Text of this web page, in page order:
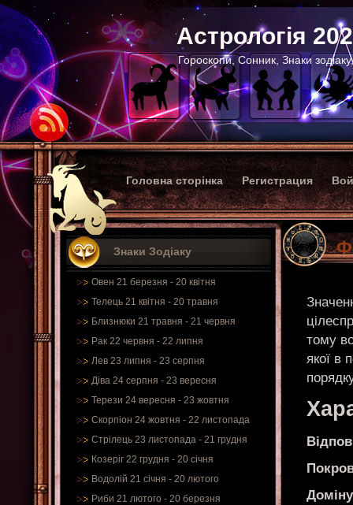
Астрологія
Гороскопи, Сонник, Знаки
Головна сторінка Регистрация
Знаки Зодіаку
Овен 21 березня - 20 квітня
Телець 21 квітня - 20 травня
Близнюки 21 травня - 21 червня
Рак 22 червня - 22 липня
Лев 23 липня - 23 серпня
Діва 24 серпня - 23 вересня
Терези 24 вересня - 23 жовтня
Скорпіон 24 жовтня - 22 листопада
Стрілець 23 листопада - 21 грудня
Козеріг 22 грудня - 20 січня
Водолій 21 січня - 20 лютого
Риби 21 лютого - 20 березня
тому
якої в